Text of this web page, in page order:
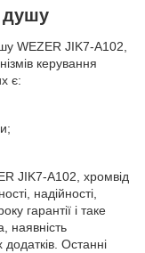
душу
WEZER JIK7-A102,
керування
є:
JIK7-A102, хромвід
надійності,
гарантії і таке
наявність
додатків. Останні